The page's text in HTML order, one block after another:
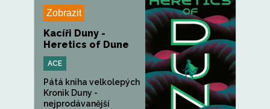
Zobrazit
Kacíři Duny -
Heretics of Dune
ACE
Pátá kniha velkolepých
Kronik Duny -
nejprodávanější